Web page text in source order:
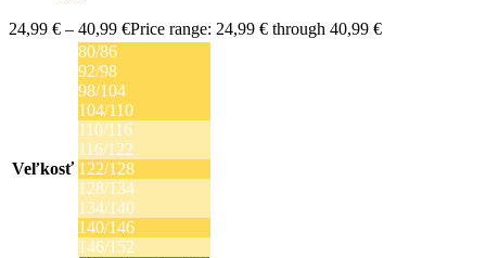
24,99 € – 40,99 €Price range: 24,99 € through 40,99 €
Veľkosť
80/86
92/98
98/104
104/110
110/116
116/122
122/128
128/134
134/140
140/146
146/152